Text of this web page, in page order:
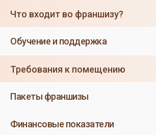
Что входит во франшизу?
Обучение и поддержка
Требования к помещению
Пакеты франшизы
Финансовые показатели